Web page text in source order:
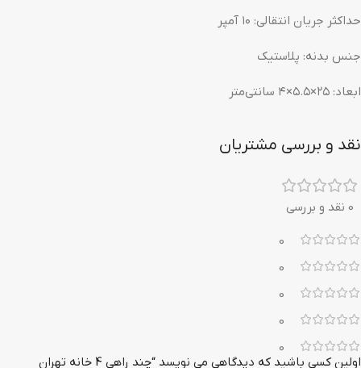
حداکثر جریان انتقالی: ۱۰ آمپر
جنس بدنه: پلاستیک
ابعاد: ۲۵×۵.۵×۴ سانتی‌متر
نقد و بررسی مشتریان
0 نقد و بررسی
0
0
0
0
0
اولین کسی باشید که دیدگاهی می نویسد “چند راهی 4 خانه تهران